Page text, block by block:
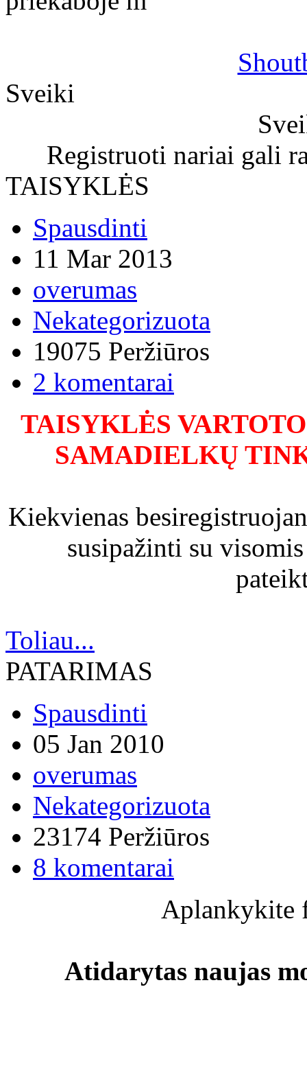
Sveiki
Registruoti nariai gali
TAISYKLĖS
Spausdinti
11 Mar 2013
overumas
Nekategorizuota
19075 Peržiūros
2 komentarai
TAISYKLĖS
SAMADIELKŲ
Kiekvienas
susipažinti su
Toliau...
PATARIMAS
Spausdinti
05 Jan 2010
overumas
Nekategorizuota
23174 Peržiūros
8 komentarai
Aplankykite
Atidarytas naujas